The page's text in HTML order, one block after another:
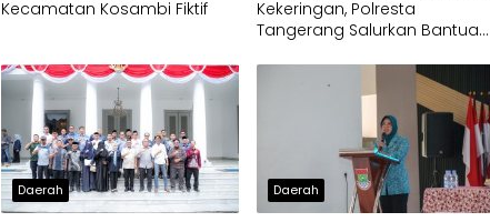
Kecamatan Kosambi Fiktif
Kekeringan, Polresta
Tangerang Salurkan Bantuan
Daerah Daerah